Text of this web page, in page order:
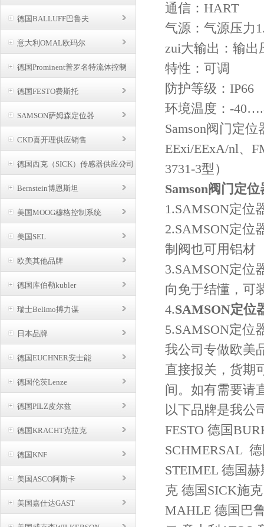
德国BALLUFF巴鲁夫
意大利OMAL欧玛尔
德国Prominent普罗名特流体控制
德国FESTO费斯托
SAMSON萨姆森定位器
CKD喜开理供应销售
德国西克（SICK）传感器供应公司
Bernstein博恩斯坦
美国MOOG穆格控制系统
美国SEL
欧美其他品牌
德国库伯勒kubler
瑞士Belimo搏力谋
日本品牌
德国EUCHNER安士能
德国伦茨Lenze
德国PILZ皮尔兹
德国KRACHT克拉克
德国KNF
美国ASCO阿斯卡
美国嘉仕达GAST
通信：HART
气源：气源压力
zui大输出：输
特性：可调
防护等级：IP66
环境温度：-
Samson阀门定
EExi/EExA/nl、
3731-3型）
Samson阀门定位
1.SAMSON定位
2.SAMSON定位
制阀也可用铝材
3.SAMSON定位
向免于结懂，可
4.SAMSON定位
5.SAMSON定位
我公司专做欧美
直接报关，货期
间。如有需要请
以下品牌是我公
FESTO 德国
SCHMERSAL
STEIMEL 德国
克 德国SICK施
MAHLE 德国巴